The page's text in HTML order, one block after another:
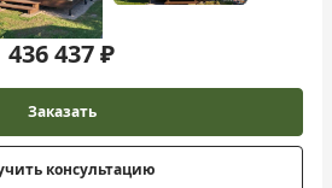
436 437 ₽
Заказать
консультацию